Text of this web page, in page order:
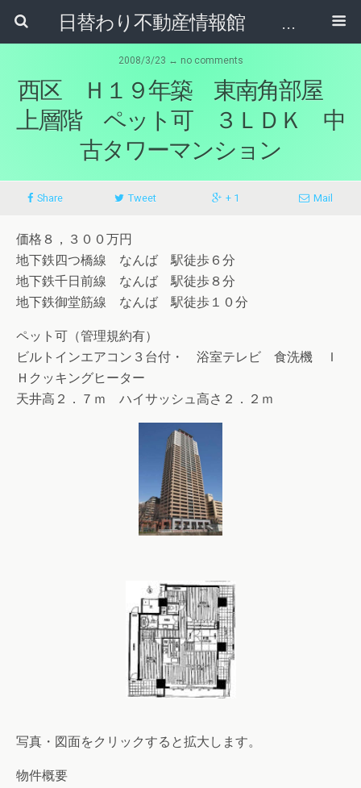
日替わり不動産情報館 リア･ライブログ
2008/3/23 ↔ no comments
西区 Ｈ１９年築 東南角部屋
上層階 ペット可 ３ＬＤＫ 中
古タワーマンション
Share Tweet + 1 Mail
価格８，３００万円
地下鉄四つ橋線 なんば 駅徒歩６分
地下鉄千日前線 なんば 駅徒歩８分
地下鉄御堂筋線 なんば 駅徒歩１０分
ペット可（管理規約有）
ビルトインエアコン３台付・ 浴室テレビ 食洗機 Ｉ
Ｈクッキングヒーター
天井高２．７ｍ ハイサッシュ高さ２．２ｍ
写真・図面をクリックすると拡大します。
物件概要